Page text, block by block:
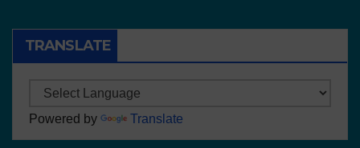
TRANSLATE
Powered by Translate